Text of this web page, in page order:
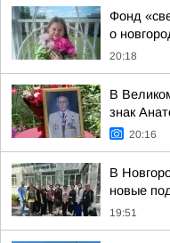
Фонд
о
20:18
В
знак
20:16
В
новые
19:51